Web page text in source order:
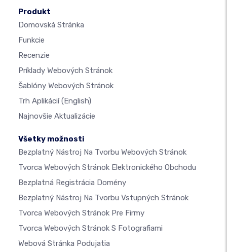
Produkt
Domovská Stránka
Funkcie
Recenzie
Príklady Webových Stránok
Šablóny Webových Stránok
Trh Aplikácií(English)
Najnovšie Aktualizácie
Všetky možnosti
Bezplatný Nástroj Na Tvorbu Webových Stránok
Tvorca Webových Stránok Elektronického Obchodu
Bezplatná Registrácia Domény
Bezplatný Nástroj Na Tvorbu Vstupných Stránok
Tvorca Webových Stránok Pre Firmy
Tvorca Webových Stránok S Fotografiami
Webová Stránka Podujatia